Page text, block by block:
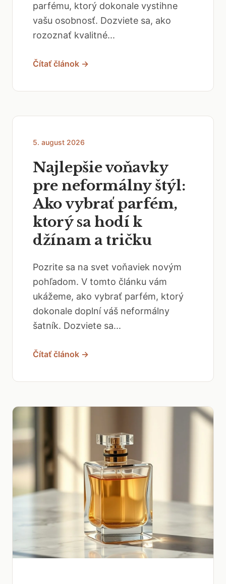
parfému, ktorý dokonale vystihne
vašu osobnosť. Dozviete sa, ako
rozoznať kvalitné...
Čítať článok →
5. august 2026
Najlepšie voňavky
pre neformálny štýl:
Ako vybrať parfém,
ktorý sa hodí k
džínam a tričku
Pozrite sa na svet voňaviek novým
pohľadom. V tomto článku vám
ukážeme, ako vybrať parfém, ktorý
dokonale doplní váš neformálny
šatník. Dozviete sa...
Čítať článok →